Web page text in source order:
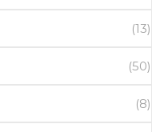
(13)
(50)
(8)